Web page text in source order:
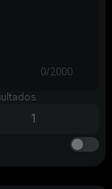
0/2000
1